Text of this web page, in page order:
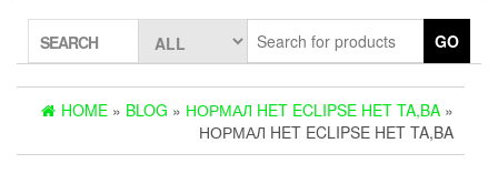
SEARCH GO
HOME » BLOG » НОРМАЛ HET ECLIPSE HET TA,BA »
НОРМАЛ HET ECLIPSE HET TA,BA